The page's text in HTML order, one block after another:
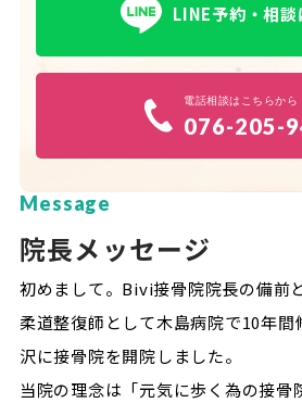
LINE予約・相談
電話相談はこちらから
076-205-
Message
院長メッセージ
初めまして。Bivi接骨院院長の備前
柔道整復師として木島病院で10年
沢に接骨院を開院しました。
当院の理念は「元気に歩く為の接骨